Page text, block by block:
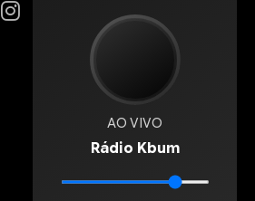
AO VIVO
Rádio Kbum